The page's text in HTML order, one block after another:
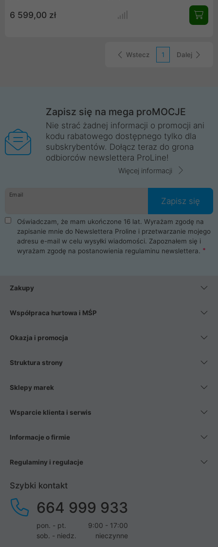
opóźnieniem CL32 zapewnia niezrównaną płynność w grach,
edycji wideo i pracy z wymagającymi aplikacjami. Odkryj nową
erę mocy DDR5 i osiągnij przewagę w każdym zadaniu. Idealny
6 599,00 zł
Wstecz 1 Dalej
Zapisz się na mega proMOCJE
Nie strać żadnej informacji o promocji ani
kodu rabatowego dostępnego tylko dla
subskrybentów. Dołącz teraz do grona
odbiorców newslettera ProLine!
Więcej informacji
Email
Zapisz się
Oświadczam, że mam ukończone 16 lat. Wyrażam zgodę na
zapisanie mnie do Newslettera Proline i przetwarzanie mojego
adresu e-mail w celu wysyłki wiadomości. Zapoznałem się i
wyrażam zgodę na postanowienia regulaminu newslettera.
Zakupy
Współpraca hurtowa i MŚP
Okazja i promocja
Struktura strony
Sklepy marek
Wsparcie klienta i serwis
Informacje o firmie
Regulaminy i regulacje
Szybki kontakt
664 999 933
pon. - pt.
9:00 - 17:00
sob. - niedz.
nieczynne